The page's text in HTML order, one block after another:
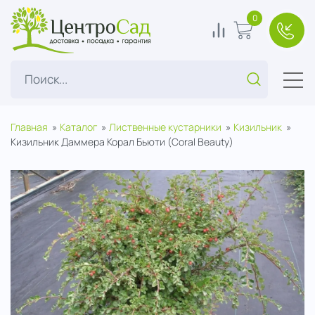
ЦентроСад
Поиск...
0 В корзину
0
Главная Каталог Лиственные кустарники
Кизильник
Кизильник Даммера Корал Бьюти (Coral Beauty)